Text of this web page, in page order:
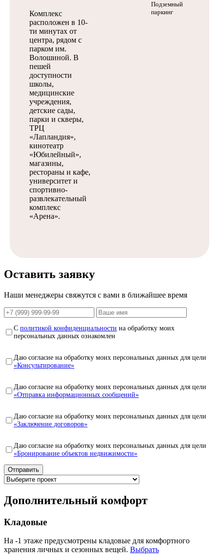
Комплекс
расположен в 10-
ти минутах от
центра, рядом с
парком им.
Волошиной. В
пешей
доступности
школы,
медицинские
учреждения,
детские сады,
парки и скверы,
ТРЦ
«Лапландия»,
кинотеатр
«Юбилейный»,
магазины,
рестораны и кафе,
университет и
спортивно-
развлекательный
комплекс
«Арена».
Подземный
паркинг
Оставить заявку
Наши менеджеры свяжутся с вами в ближайшее время
С политикой конфиденциальности на обработку моих
персональных данных ознакомлен
Даю согласие на обработку моих персональных данных для цели
«Консультирование»
Даю согласие на обработку моих персональных данных для цели
«Отправка информационных сообщений»
Даю согласие на обработку моих персональных данных для цели
«Заключение договоров»
Даю согласие на обработку моих персональных данных для цели
«Бронирование объектов недвижимости»
Дополнительный комфорт
Кладовые
На -1 этаже предусмотрены кладовые для комфортного
хранения личных и сезонных вещей. Выбрать